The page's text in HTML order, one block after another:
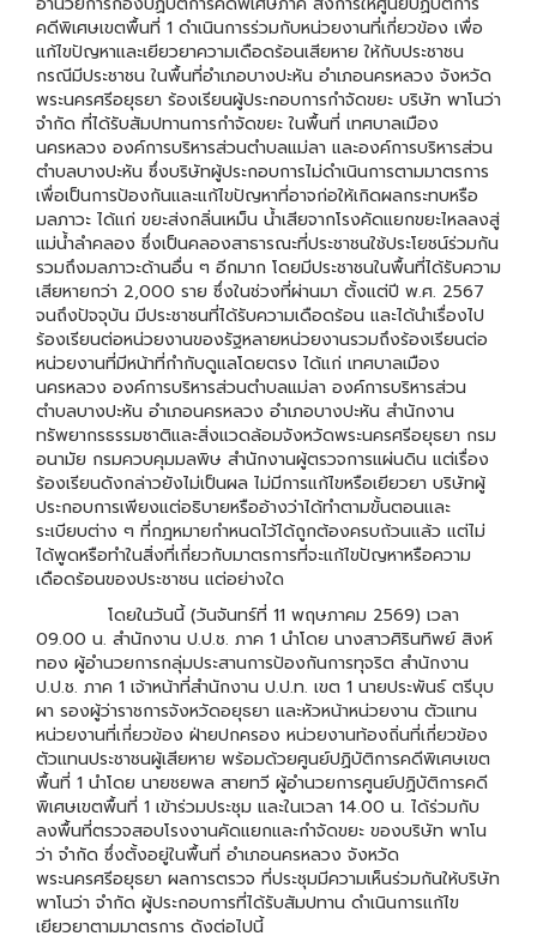
คดีพิเศษเขตพื้นที่ 1 ดำเนินการร่วมกับหน่วยงานที่เกี่ยวข้อง เพื่อ
แก้ไขปัญหาและเยียวยาความเดือดร้อนเสียหาย ให้กับประชาชน
กรณีมีประชาชน ในพื้นที่อำเภอบางปะหัน อำเภอนครหลวง จังหวัด
พระนครศรีอยุธยา ร้องเรียนผู้ประกอบการกำจัดขยะ บริษัท พาโนว่า
จำกัด ที่ได้รับสัมปทานการกำจัดขยะ ในพื้นที่ เทศบาลเมือง
นครหลวง องค์การบริหารส่วนตำบลแม่ลา และองค์การบริหารส่วน
ตำบลบางปะหัน ซึ่งบริษัทผู้ประกอบการไม่ดำเนินการตามมาตรการ
เพื่อเป็นการป้องกันและแก้ไขปัญหาที่อาจก่อให้เกิดผลกระทบหรือ
มลภาวะ ได้แก่ ขยะส่งกลิ่นเหม็น น้ำเสียจากโรงคัดแยกขยะไหลลงสู่
แม่น้ำลำคลอง ซึ่งเป็นคลองสาธารณะที่ประชาชนใช้ประโยชน์ร่วมกัน
รวมถึงมลภาวะด้านอื่น ๆ อีกมาก โดยมีประชาชนในพื้นที่ได้รับความ
เสียหายกว่า 2,000 ราย ซึ่งในช่วงที่ผ่านมา ตั้งแต่ปี พ.ศ. 2567
จนถึงปัจจุบัน มีประชาชนที่ได้รับความเดือดร้อน และได้นำเรื่องไป
ร้องเรียนต่อหน่วยงานของรัฐหลายหน่วยงานรวมถึงร้องเรียนต่อ
หน่วยงานที่มีหน้าที่กำกับดูแลโดยตรง ได้แก่ เทศบาลเมือง
นครหลวง องค์การบริหารส่วนตำบลแม่ลา องค์การบริหารส่วน
ตำบลบางปะหัน อำเภอนครหลวง อำเภอบางปะหัน สำนักงาน
ทรัพยากรธรรมชาติและสิ่งแวดล้อมจังหวัดพระนครศรีอยุธยา กรม
อนามัย กรมควบคุมมลพิษ สำนักงานผู้ตรวจการแผ่นดิน แต่เรื่อง
ร้องเรียนดังกล่าวยังไม่เป็นผล ไม่มีการแก้ไขหรือเยียวยา บริษัทผู้
ประกอบการเพียงแต่อธิบายหรืออ้างว่าได้ทำตามขั้นตอนและ
ระเบียบต่าง ๆ ที่กฎหมายกำหนดไว้ได้ถูกต้องครบถ้วนแล้ว แต่ไม่
ได้พูดหรือทำในสิ่งที่เกี่ยวกับมาตรการที่จะแก้ไขปัญหาหรือความ
เดือดร้อนของประชาชน แต่อย่างใด
โดยในวันนี้ (วันจันทร์ที่ 11 พฤษภาคม 2569) เวลา
09.00 น. สำนักงาน ป.ป.ช. ภาค 1 นำโดย นางสาวศิรินทิพย์ สิงห์
ทอง ผู้อำนวยการกลุ่มประสานการป้องกันการทุจริต สำนักงาน
ป.ป.ช. ภาค 1 เจ้าหน้าที่สำนักงาน ป.ป.ท. เขต 1 นายประพันธ์ ตรีบุบ
ผา รองผู้ว่าราชการจังหวัดอยุธยา และหัวหน้าหน่วยงาน ตัวแทน
หน่วยงานที่เกี่ยวข้อง ฝ่ายปกครอง หน่วยงานท้องถิ่นที่เกี่ยวข้อง
ตัวแทนประชาชนผู้เสียหาย พร้อมด้วยศูนย์ปฏิบัติการคดีพิเศษเขต
พื้นที่ 1 นำโดย นายชยพล สายทวี ผู้อำนวยการศูนย์ปฏิบัติการคดี
พิเศษเขตพื้นที่ 1 เข้าร่วมประชุม และในเวลา 14.00 น. ได้ร่วมกับ
ลงพื้นที่ตรวจสอบโรงงานคัดแยกและกำจัดขยะ ของบริษัท พาโน
ว่า จำกัด ซึ่งตั้งอยู่ในพื้นที่ อำเภอนครหลวง จังหวัด
พระนครศรีอยุธยา ผลการตรวจ ที่ประชุมมีความเห็นร่วมกันให้บริษัท
พาโนว่า จำกัด ผู้ประกอบการที่ได้รับสัมปทาน ดำเนินการแก้ไข
เยียวยาตามมาตรการ ดังต่อไปนี้